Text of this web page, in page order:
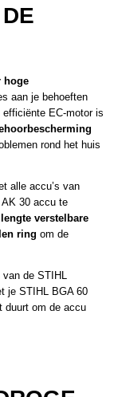
hoge
aan je behoeften
efficiënte EC-motor is
rond het huis
alle accu’s van
30 accu te
verstelbare
ring om de
van de STIHL
je STIHL BGA 60
duurt om de accu